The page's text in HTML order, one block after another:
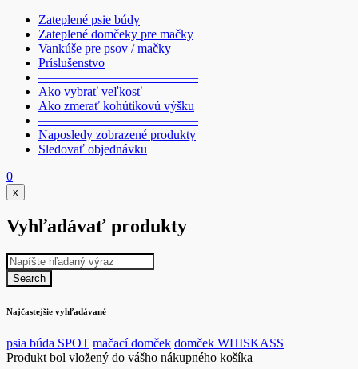
Zateplené psie búdy
Zateplené domčeky pre mačky
Vankúše pre psov / mačky
Príslušenstvo
————————————–
Ako vybrať veľkosť
Ako zmerať kohútikovú výšku
————————————–
Naposledy zobrazené produkty
Sledovať objednávku
0
x
Vyhľadávať produkty
Najčastejšie vyhľadávané
psia búda SPOT mačací domček domček WHISKASS
Produkt bol vložený do vášho nákupného košíka